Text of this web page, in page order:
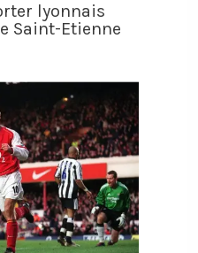
lyonnais
Saint-Etienne